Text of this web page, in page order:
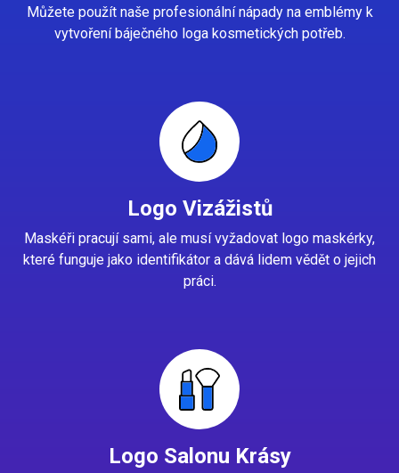
Můžete použít naše profesionální nápady na emblémy k
vytvoření báječného loga kosmetických potřeb.
Logo Vizážistů
Maskéři pracují sami, ale musí vyžadovat logo maskérky,
které funguje jako identifikátor a dává lidem vědět o jejich
práci.
Logo Salonu Krásy